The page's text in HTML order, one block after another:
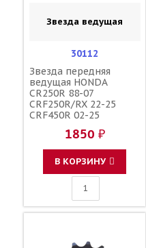
Звезда ведущая
30112
Звезда передняя
ведущая HONDA
CR250R 88-07
CRF250R/RX 22-25
CRF450R 02-25
CRF450RX 17-25
CR500R 88-01 зубов 12
/ MRP JTF284 34712
1850 ₽
В КОРЗИНУ